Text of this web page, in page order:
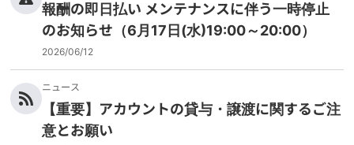
報酬の即日払い メンテナンスに伴う一時停止
のお知らせ（6月17日(水)19:00～20:00）
2026/06/12
ニュース
【重要】アカウントの貸与・譲渡に関するご注
意とお願い